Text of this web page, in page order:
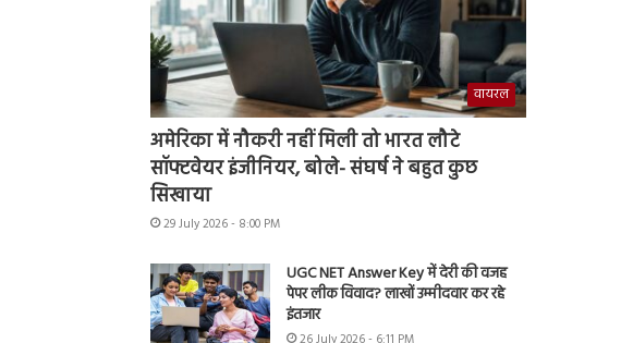
वायरल
अमेरिका में नौकरी नहीं मिली तो भारत लौटे
सॉफ्टवेयर इंजीनियर, बोले- संघर्ष ने बहुत कुछ
सिखाया
29 July 2026 - 8:00 PM
UGC NET Answer Key में देरी की वजह
पेपर लीक विवाद? लाखों उम्मीदवार कर रहे
इंतजार